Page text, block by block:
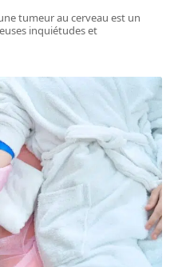
tumeur au cerveau est un
inquiétudes et